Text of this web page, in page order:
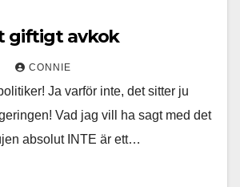
giftigt avkok
CONNIE
Ja varför inte, det sitter ju
Vad jag vill ha sagt med det
absolut INTE är ett…